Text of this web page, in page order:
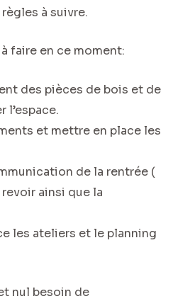
à suivre.
faire en ce moment:
des pièces de bois et de
l’espace.
et mettre en place les
de la rentrée (
ainsi que la
les ateliers et le planning
nul besoin de